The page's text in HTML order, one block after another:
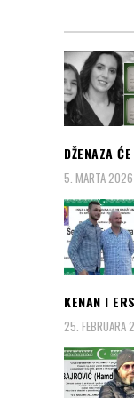
Čitaj još: VIRUS
JE PREVARA,
GLADNI SMO,
OSTAVILI STE
NAS DA
ljudi na ulici u
protestu koji je
iznenadio Italiju...
DŽENAZA
5. MARTA 2026
KENAN I
25. FEBRUARA